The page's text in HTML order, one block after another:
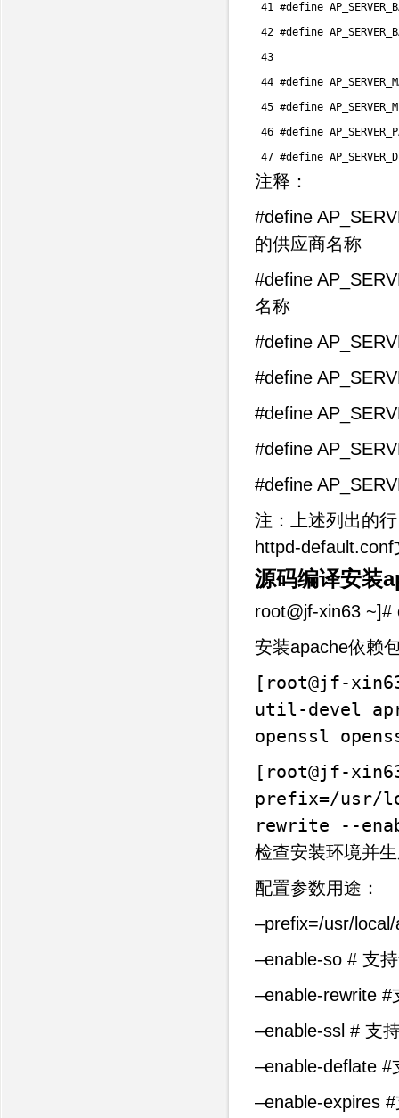
41 #define
42 #define
43
44 #define
45 #define
46 #define
47 #define
注释：
#define
的供应商名称
#define
名称
#define
#define
#define
#define
#define
注：上述列出的
httpd-
源码编译安装
root@jf-xin63
安装apache依赖
[root@jf-
util-devel
openssl
[root@jf-
prefix=/usr/
rewrite --
检查安装环境并
配置参数用途：
–prefix=/usr/
–enable-so # 支
–enable-rewrite #
–enable-ssl # 支
–enable-deflate #
–enable-expires